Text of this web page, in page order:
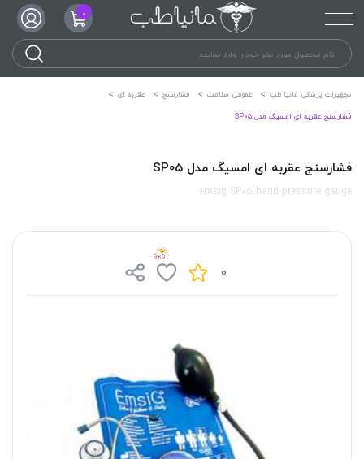
0
تجهیزات پزشکی مانیا طب عمومی سلامت فشارسنج
عقربه ای
فشارسنج عقربه ای امسیگ مدل SP05
فشارسنج عقربه ای امسیگ مدل SP05
emsig SP05 hand pressure gauge
0